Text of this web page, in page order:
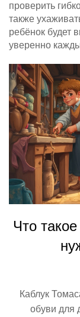
проверить
также
ребёнок будет
уверенно
Что
Каблук
обуви для